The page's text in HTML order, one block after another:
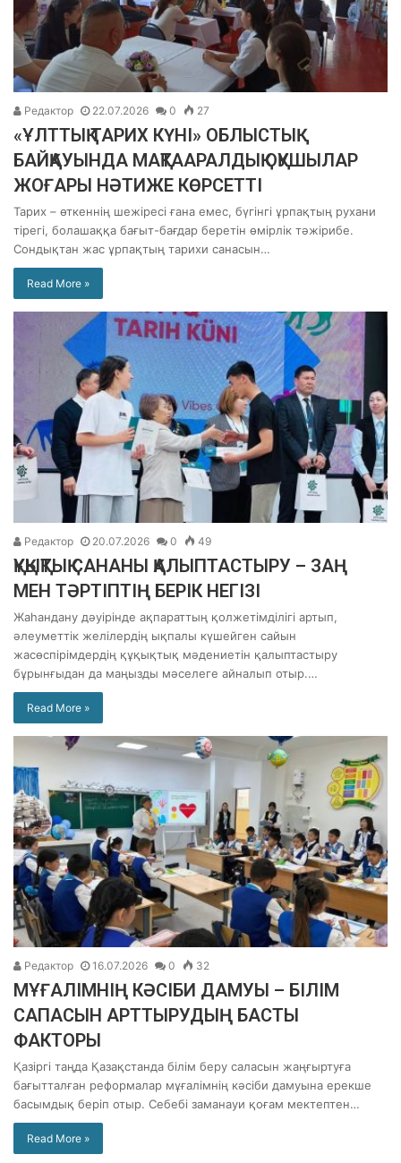
Редактор 22.07.2026 0 27
«ҰЛТТЫҚ ТАРИХ КҮНІ» ОБЛЫСТЫҚ
БАЙҚАУЫНДА МАҚТААРАЛДЫҚ ОҚУШЫЛАР
ЖОҒАРЫ НӘТИЖЕ КӨРСЕТТІ
Тарих – өткеннің шежіресі ғана емес, бүгінгі ұрпақтың рухани
тірегі, болашаққа бағыт-бағдар беретін өмірлік тәжірибе.
Сондықтан жас ұрпақтың тарихи санасын…
Read More »
Редактор 20.07.2026 0 49
ҚҰҚЫҚТЫҚ САНАНЫ ҚАЛЫПТАСТЫРУ – ЗАҢ
МЕН ТӘРТІПТІҢ БЕРІК НЕГІЗІ
Жаһандану дәуірінде ақпараттың қолжетімділігі артып,
әлеуметтік желілердің ықпалы күшейген сайын
жасөспірімдердің құқықтық мәдениетін қалыптастыру
бұрынғыдан да маңызды мәселеге айналып отыр.…
Read More »
Редактор 16.07.2026 0 32
МҰҒАЛІМНІҢ КӘСІБИ ДАМУЫ – БІЛІМ
САПАСЫН АРТТЫРУДЫҢ БАСТЫ
ФАКТОРЫ
Қазіргі таңда Қазақстанда білім беру саласын жаңғыртуға
бағытталған реформалар мұғалімнің кәсіби дамуына ерекше
басымдық беріп отыр. Себебі заманауи қоғам мектептен…
Read More »